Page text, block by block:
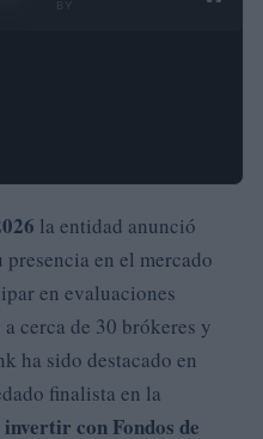
la entidad anunció
en el mercado
en evaluaciones
a cerca de 30 brókeres y
ha sido destacado en
finalista en la
con Fondos de